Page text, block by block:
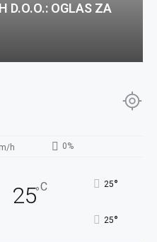
h 0%
25°C 25°
25°
D.O.O.: OGLAS ZA